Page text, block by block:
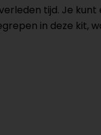
tijd. Je kunt
in deze kit,